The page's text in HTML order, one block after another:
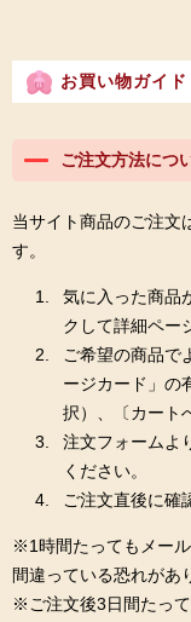
お買い物ガイド
ご注文方法につ
当サイト商品のご注文
す。
気に入った商品
クして詳細ペー
ご希望の商品で
ージカード」の
択）、〔カート
注文フォームよ
ください。
ご注文直後に確
※1時間たってもメー
間違っている恐れがあ
※ご注文後3日間たっ